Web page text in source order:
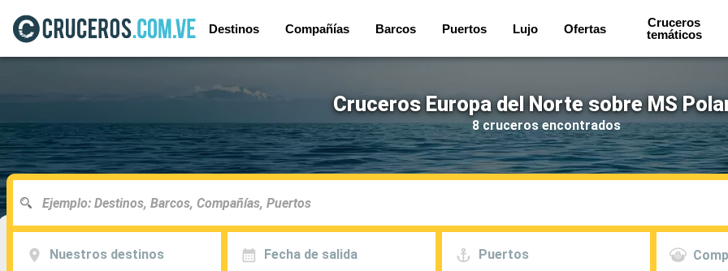
Destinos Compañías Barcos Puertos Lujo Ofertas
Cruceros
temáticos
Cruceros Europa del Norte sobre MS
8 cruceros encontrados
Nuestros destinos Fecha de salida Puertos